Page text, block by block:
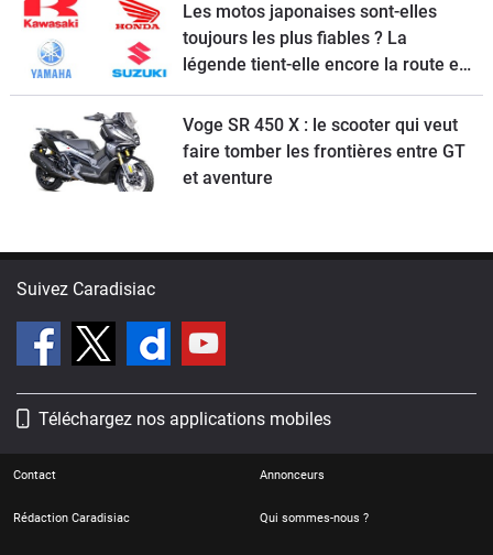
Les motos japonaises sont-elles
toujours les plus fiables ? La
légende tient-elle encore la route en
2026 ?
Voge SR 450 X : le scooter qui veut
faire tomber les frontières entre GT
et aventure
Suivez Caradisiac
Téléchargez nos applications mobiles
Contact Annonceurs
Rédaction Caradisiac Qui sommes-nous ?